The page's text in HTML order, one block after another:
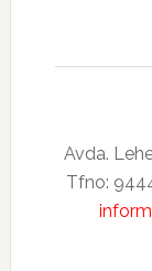
Avda.
Tfno: